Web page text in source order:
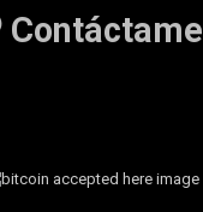
Contáctame